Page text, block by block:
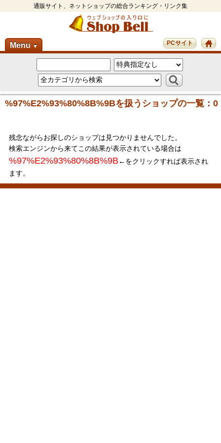
通販サイト、ネットショップの総合ランキング・リンク集
Menu ▼ PCサイト
%97%E2%93%80%8B%9Bを扱うショップの一覧：0
残念ながらお探しのショップは見つかりませんでした。
検索エンジンから来てこの結果が表示されている場合は
%97%E2%93%80%8B%9B ←をクリックすれば表示され
ます。